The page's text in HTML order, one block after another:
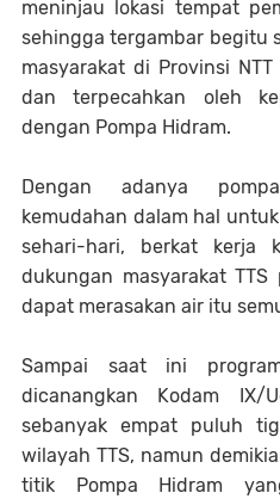
meninjau lokasi tempat
sehingga tergambar begitu
masyarakat di Provinsi
dan terpecahkan oleh
dengan Pompa Hidram.
Dengan adanya
kemudahan dalam hal
sehari-hari, berkat kerja
dukungan masyarakat
dapat merasakan air itu
Sampai saat ini
dicanangkan Kodam IX/
sebanyak empat puluh
wilayah TTS, namun
titik Pompa Hidram